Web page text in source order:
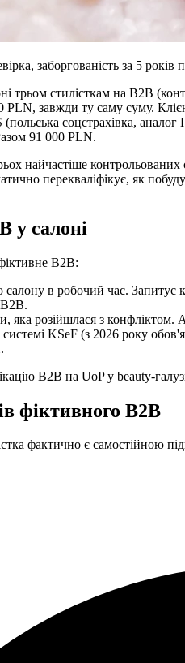
заборгованість за 5
трьом стилісткам на
завжди ту саму суму.
соцстрахівка,
91 000 PLN.
найчастіше
перекваліфікує, як
у салоні
B2B:
салону в робочий час. Запитує
яка розійшлася з
KSeF (з 2026 року
B2B на UoP у beauty-
фіктивного B2B
фактично є